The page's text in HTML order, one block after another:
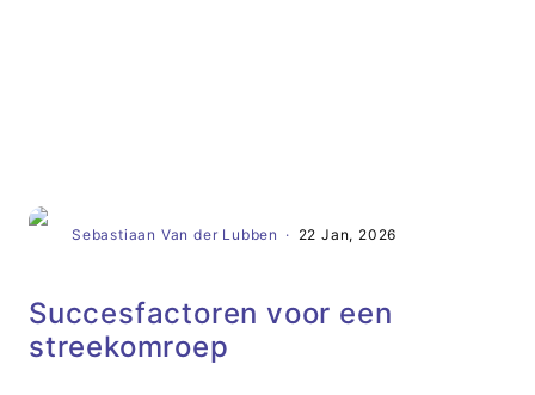
Sebastiaan Van der Lubben · 22 Jan, 2026
Succesfactoren voor een
streekomroep